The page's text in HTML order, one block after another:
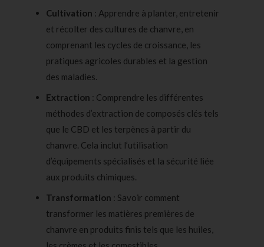
Cultivation : Apprendre à planter, entretenir
et récolter des cultures de chanvre, en
comprenant les cycles de croissance, les
pratiques agricoles durables et la gestion
des maladies.
Extraction : Comprendre les différentes
méthodes d’extraction de composés clés tels
que le CBD et les terpènes à partir du
chanvre. Cela inclut l’utilisation
d’équipements spécialisés et la sécurité liée
aux produits chimiques.
Transformation : Savoir comment
transformer les matières premières de
chanvre en produits finis tels que les huiles,